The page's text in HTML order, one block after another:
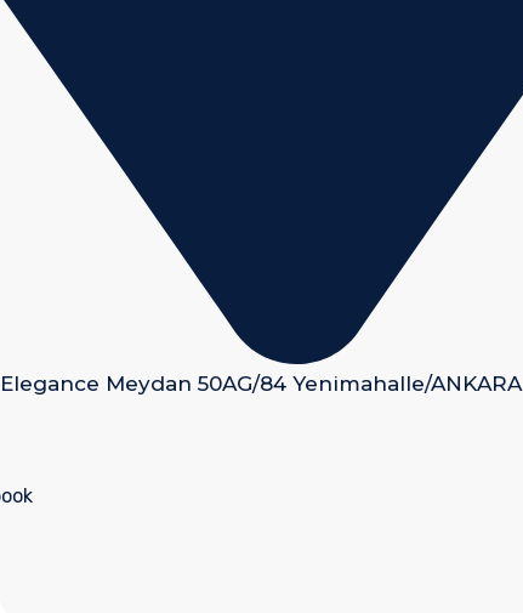
Meydan 50AG/84 Yenimahalle/ANKARA